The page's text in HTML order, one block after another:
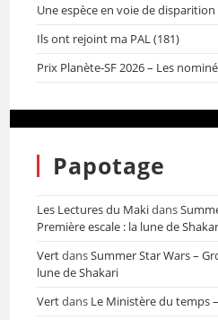
Une espèce en voie de
Ils ont rejoint ma PAL (181)
Prix Planète-SF 2026 – Les
Papotage
Les Lectures du Makidans
Première escale : la lune de
VertdansSummer Star Wars –
lune de Shakari
Vertdans Le Ministère du temps